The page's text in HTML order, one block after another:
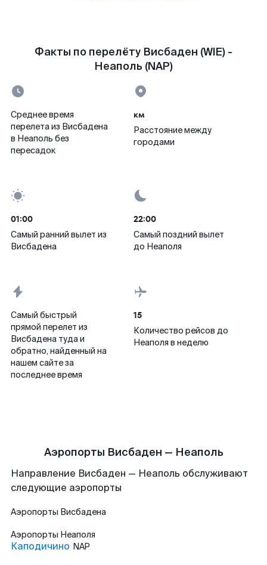
Факты по перелёту Висбаден (WIE) -
Неаполь (NAP)
Среднее время
перелета из Висбадена
в Неаполь без
пересадок
км
Расстояние между
городами
01:00
Самый ранний вылет из
Висбадена
22:00
Самый поздний вылет
до Неаполя
Самый быстрый
прямой перелет из
Висбадена туда и
обратно, найденный на
нашем сайте за
последнее время
15
Количество рейсов до
Неаполя в неделю
Аэропорты Висбаден — Неаполь
Направление Висбаден — Неаполь обслуживают
следующие аэропорты
Аэропорты Висбадена
Аэропорты Неаполя
Каподичино NAP